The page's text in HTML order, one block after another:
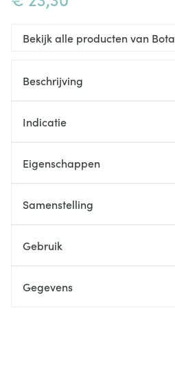
Bekijk alle producten van Bota
Beschrijving
Indicatie
Eigenschappen
Samenstelling
Gebruik
Gegevens